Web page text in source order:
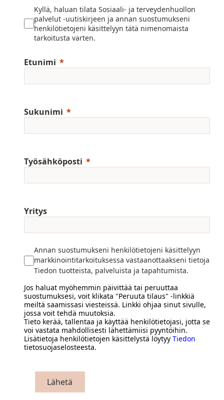
Kyllä, haluan tilata Sosiaali- ja terveydenhuollon
palvelut -uutiskirjeen ja annan suostumukseni
henkilötietojeni käsittelyyn tätä nimenomaista
tarkoitusta varten.
Etunimi
Sukunimi
Työsähköposti
Yritys
Annan suostumukseni henkilötietojeni käsittelyyn
markkinointitarkoituksessa vastaanottaakseni tietoja
Tiedon tuotteista, palveluista ja tapahtumista.
Jos haluat myöhemmin päivittää tai peruuttaa
suostumuksesi, voit klikata "Peruuta tilaus" -linkkiä
meiltä saamissasi viesteissä. Linkki ohjaa sinut sivulle,
jossa voit tehdä muutoksia.
Tieto kerää, tallentaa ja käyttää henkilötietojasi, jotta se
voi vastata mahdollisesti lähettämiisi pyyntöihin.
Lisätietoja henkilötietojen käsittelystä löytyy Tiedon
tietosuojaselosteesta.
Lähetä